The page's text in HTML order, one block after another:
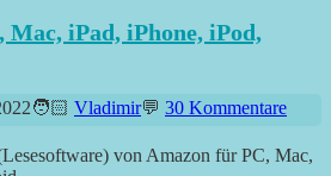
iPad, iPhone, iPod,
Vladimir 30 Kommentare
von Amazon für PC, Mac,